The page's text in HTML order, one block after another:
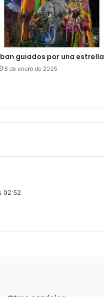
guiados por una estrella
8 de enero de 2025
02:52